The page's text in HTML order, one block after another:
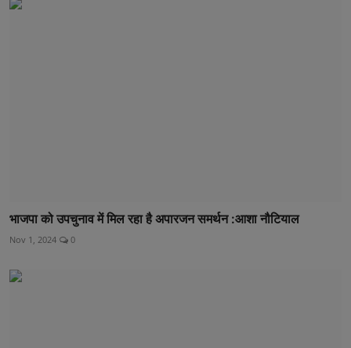
भाजपा को उपचुनाव में मिल रहा है अपारजन समर्थन :आशा नौटियाल
Nov 1, 2024 0